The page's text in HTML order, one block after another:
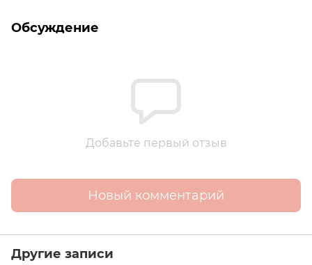
Обсуждение
Добавьте первый отзыв
Новый комментарий
Другие записи